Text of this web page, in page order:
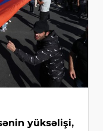
yüksəlişi,